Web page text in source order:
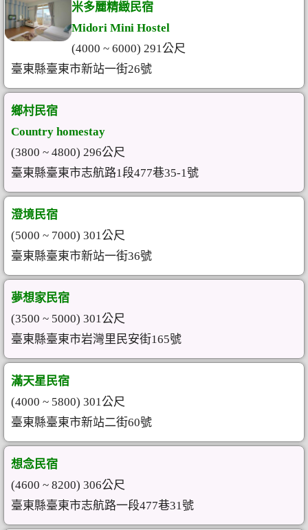
米多麗精緻民宿
Midori Mini Hostel
(4000 ~ 6000) 291公尺
臺東縣臺東市新站一街26號
鄉村民宿
Country homestay
(3800 ~ 4800) 296公尺
臺東縣臺東市志航路1段477巷35-1號
澄境民宿
(5000 ~ 7000) 301公尺
臺東縣臺東市新站一街36號
夢想家民宿
(3500 ~ 5000) 301公尺
臺東縣臺東市岩灣里民安街165號
滿天星民宿
(4000 ~ 5800) 301公尺
臺東縣臺東市新站二街60號
想念民宿
(4600 ~ 8200) 306公尺
臺東縣臺東市志航路一段477巷31號